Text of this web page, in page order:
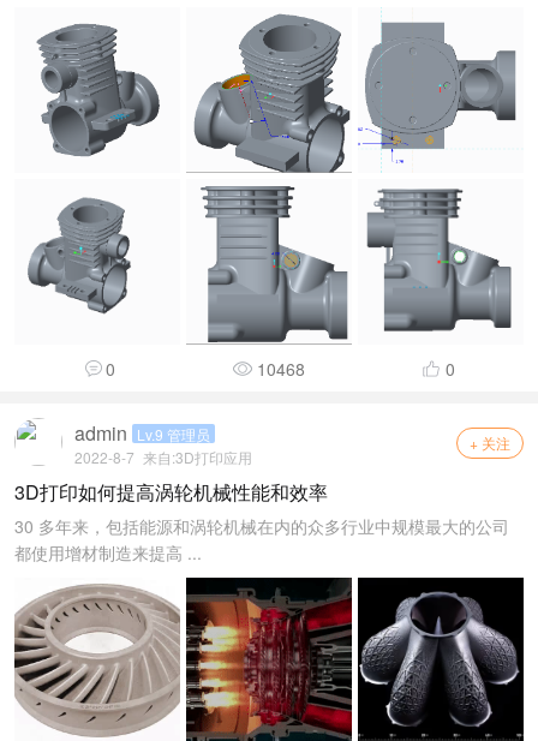
0 10468 0
admin Lv.9 管理员
2022-8-7 来自:3D打印应用
+ 关注
3D打印如何提高涡轮机械性能和效率
30 多年来，包括能源和涡轮机械在内的众多行业中规模最大的公司
都使用增材制造来提高 ...